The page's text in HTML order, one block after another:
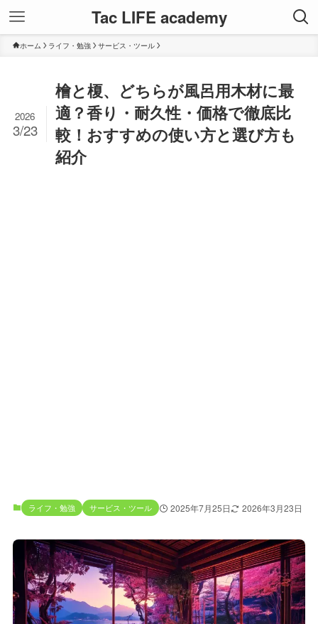
Tac LIFE academy
ホーム ライフ・勉強 サービス・ツール
檜と榎、どちらが風呂用木材に最
適？香り・耐久性・価格で徹底比
較！おすすめの使い方と選び方も
紹介
2026
3/23
ライフ・勉強 サービス・ツール 2025年7月25日 2026年3月23日